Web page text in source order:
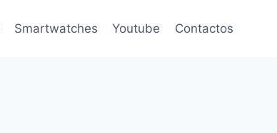
Smartwatches Youtube Contactos